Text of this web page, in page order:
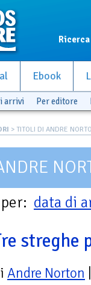
Ricerca
Ebook
arrivi Per editore
> TITOLI DI ANDRE
data di
streghe
Andre Norton